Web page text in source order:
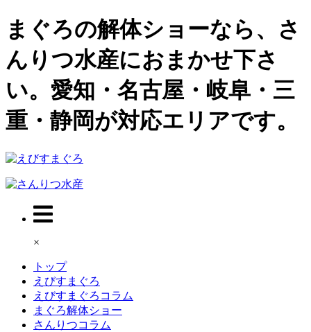
まぐろの解体ショーなら、さ
んりつ水産におまかせ下さ
い。愛知・名古屋・岐阜・三
重・静岡が対応エリアです。
×
トップ
えびすまぐろ
えびすまぐろコラム
まぐろ解体ショー
さんりつコラム